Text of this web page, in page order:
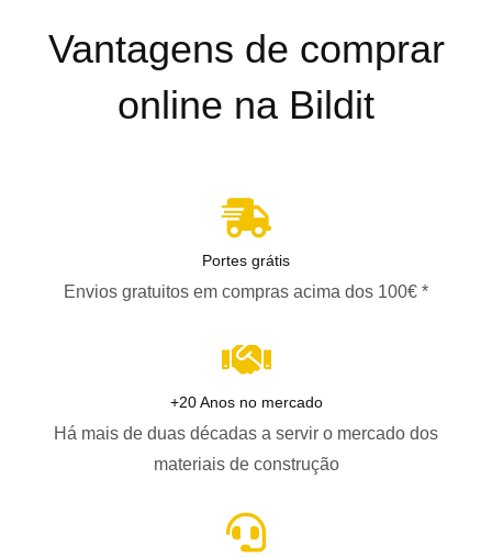
Vantagens de comprar
online na Bildit
Portes grátis
Envios gratuitos em compras acima dos 100€ *
+20 Anos no mercado
Há mais de duas décadas a servir o mercado dos
materiais de construção